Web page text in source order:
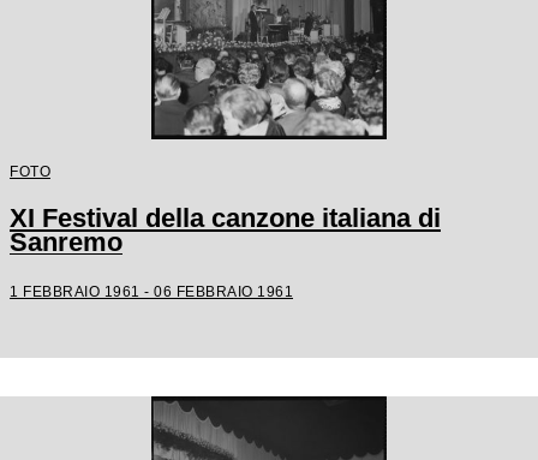
FOTO
XI Festival della canzone italiana di
Sanremo
1 FEBBRAIO 1961 - 06 FEBBRAIO 1961